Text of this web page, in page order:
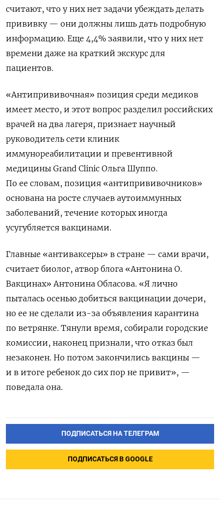
считают, что у них нет задачи убеждать делать
прививку — они должны лишь дать подробную
информацию. Еще 4,4% заявили, что у них нет
времени даже на краткий экскурс для
пациентов.
«Антипрививочная» позиция среди медиков
имеет место, и этот вопрос разделил российских
врачей на два лагеря, признает научный
руководитель сети клиник
иммунореабилитации и превентивной
медицины Grand Clinic Ольга Шуппо.
По ее словам, позиция «антипрививочников»
основана на росте случаев аутоиммунных
заболеваний, течение которых иногда
усугубляется вакцинами.
Главные «антиваксеры» в стране — сами врачи,
считает биолог, атвор блога «Антонина О.
Вакцинах» Антонина Обласова. «Я лично
пыталась осенью добиться вакцинации дочери,
но ее не сделали из-за объявления карантина
по ветрянке. Тянули время, собирали городские
комиссии, наконец признали, что отказ был
незаконен. Но потом закончились вакцины —
и в итоге ребенок до сих пор не привит», —
поведала она.
ПОДПИСАТЬСЯ НА ТЕЛЕГРАМ
ПОДПИСАТЬСЯ В GOOGLE